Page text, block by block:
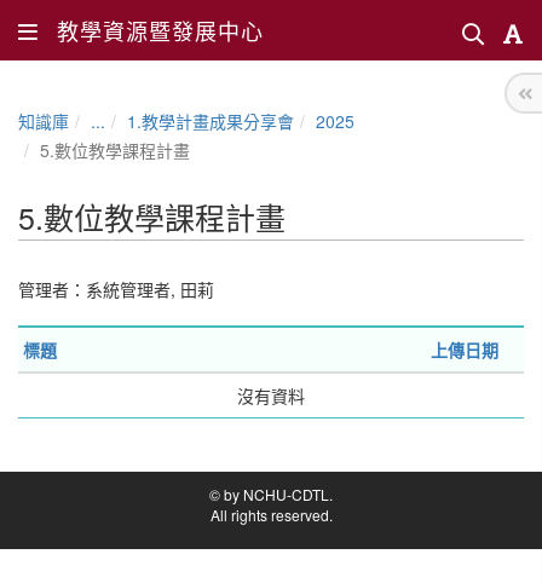
教學資源暨發展中心
知識庫 ... 1.教學計畫成果分享會
2025
5.數位教學課程計畫
5.數位教學課程計畫
管理者： 系統管理者, 田莉
標題
上傳日期
沒有資料
© by NCHU-CDTL.
All rights reserved.